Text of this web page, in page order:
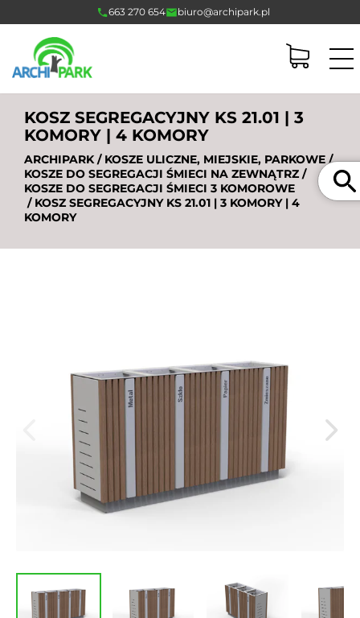
663 270 654 biuro@archipark.pl
KOSZ SEGREGACYJNY KS 21.01 | 3
KOMORY | 4 KOMORY
ARCHIPARK/ KOSZE ULICZNE, MIEJSKIE, PARKOWE /
KOSZE DO SEGREGACJI ŚMIECI NA ZEWNĄTRZ /
KOSZE DO SEGREGACJI ŚMIECI 3 KOMOROWE
/ KOSZ SEGREGACYJNY KS 21.01 | 3 KOMORY | 4
KOMORY
Szukaj